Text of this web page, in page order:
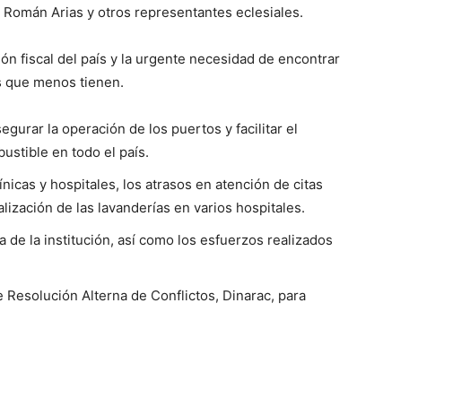
Arias y otros representantes eclesiales.
fiscal del país y la urgente necesidad de encontrar
que menos tienen.
la operación de los puertos y facilitar el
en todo el país.
y hospitales, los atrasos en atención de citas
de las lavanderías en varios hospitales.
de la institución, así como los esfuerzos realizados
Alterna de Conflictos, Dinarac, para